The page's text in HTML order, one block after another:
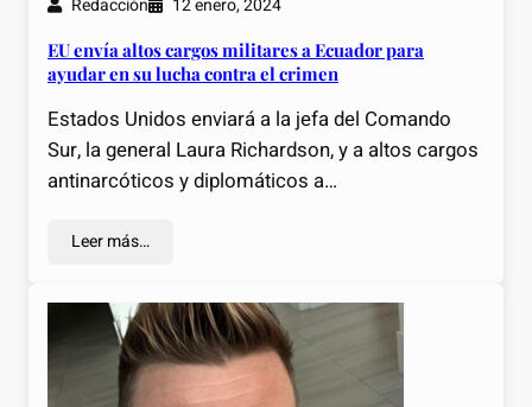
Redacción 12 enero, 2024
EU envía altos cargos militares a Ecuador para
ayudar en su lucha contra el crimen
Estados Unidos enviará a la jefa del Comando
Sur, la general Laura Richardson, y a altos cargos
antinarcóticos y diplomáticos a…
Leer más…